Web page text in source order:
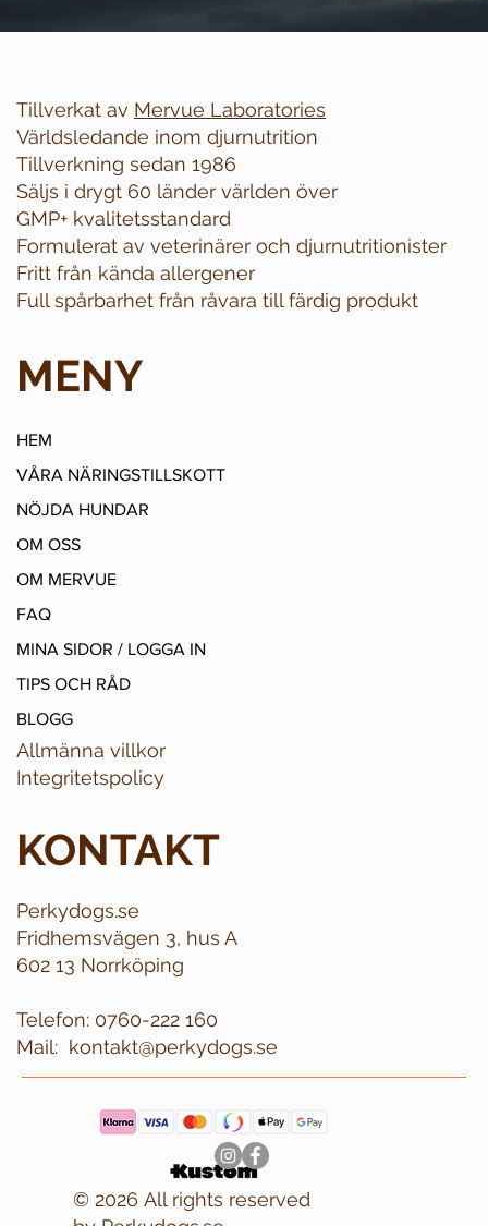
Tillverkat av Mervue Laboratories
Världsledande inom djurnutrition
Tillverkning sedan 1986
Säljs i drygt 60 länder världen över
GMP+ kvalitetsstandard
Formulerat av veterinärer och djurnutritionister
Fritt från kända allergener
Full spårbarhet från råvara till färdig produkt
MENY
HEM
VÅRA NÄRINGSTILLSKOTT
NÖJDA HUNDAR
OM OSS
OM MERVUE
FAQ
MINA SIDOR / LOGGA IN
TIPS OCH RÅD
BLOGG
Allmänna villkor
Integritetspolicy
KONTAKT
Perkydogs.se
Fridhemsvägen 3, hus A
602 13 Norrköping
Telefon: 0760-222 160
kontakt@perkydogs.se
Mail:
© 2026 All rights reserved